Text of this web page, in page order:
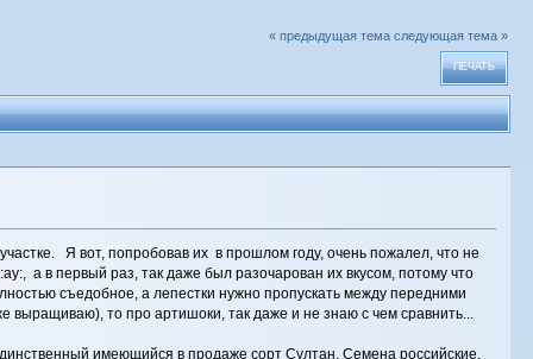
« предыдущая тема следующая тема »
ПЕЧАТЬ
Я вот, попробовав их в прошлом году, очень пожалел, что не
, а в первый раз, так даже был разочарован их вкусом, потому что
съедобное, а лепестки нужно пропускать между передними
выращиваю), то про артишоки, так даже и не знаю с чем сравнить...
имеющийся в продаже сорт Султан. Семена российские.